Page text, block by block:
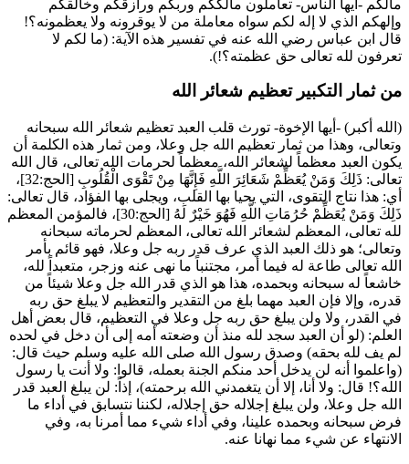
مالكم -أيها الناس- تعاملون مالككم وربكم ورازقكم وخالقكم
وإلهكم الذي لا إله لكم سواه معاملة من لا يوقرونه ولا يعظمونه؟!
قال ابن عباس رضي الله عنه في تفسير هذه الآية: (ما لكم لا
تعرفون لله تعالى حق عظمته؟!).
من ثمار التكبير تعظيم شعائر الله
(الله أكبر) -أيها الإخوة- تورث قلب العبد تعظيم شعائر الله سبحانه
وتعالى، وهذا من ثمار تعظيم الله جل وعلا، ومن ثمار هذه الكلمة أن
يكون العبد معظماً لشعائر الله، معظماً لحرمات الله تعالى، قال الله
تعالى: ذَلِكَ وَمَنْ يُعَظِّمْ شَعَائِرَ اللَّهِ فَإِنَّهَا مِنْ تَقْوَى الْقُلُوبِ
[الحج:32]،
أي: هذا نتاج التقوى، التي يحيا بها القلب، ويجلى بها الفؤاد، قال تعالى:
ذَلِكَ وَمَنْ يُعَظِّمْ حُرُمَاتِ اللَّهِ فَهُوَ خَيْرٌ لَهُ
[الحج:30]، فالمؤمن المعظم
لله تعالى، المعظم لشعائر الله تعالى، المعظم لحرماته سبحانه
وتعالى؛ هو ذلك العبد الذي عرف قدر ربه جل وعلا، فهو قائم بأمر
الله تعالى طاعة له فيما أمر، مجتنباً ما نهى عنه وزجر، متعبداً لله،
خاشعاً له سبحانه وبحمده، هذا هو الذي قدر الله جل وعلا شيئاً من
قدره، وإلا فإن العبد مهما بلغ من التقدير والتعظيم لا يبلغ حق ربه
في القدر، ولا ولن يبلغ حق ربه جل وعلا في التعظيم، قال بعض أهل
العلم: (لو أن العبد سجد لله منذ أن وضعته أمه إلى أن دخل في لحده
لم يف لله بحقه) وصدق رسول الله صلى الله عليه وسلم حيث قال:
(واعلموا أنه لن يدخل أحد منكم الجنة بعمله، قالوا: ولا أنت يا رسول
الله؟! قال: ولا أنا، إلا أن يتغمدني الله برحمته)، إذاً: لن يبلغ العبد قدر
الله جل وعلا، ولن يبلغ إجلاله حق إجلاله، لكننا نتسابق في أداء ما
فرض سبحانه وبحمده علينا، وفي أداء شيء مما أمرنا به، وفي
الانتهاء عن شيء مما نهانا عنه.